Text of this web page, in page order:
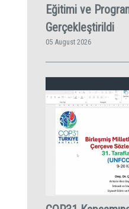
Eğitimi ve
Gerçekleştirildi
05 August 2026